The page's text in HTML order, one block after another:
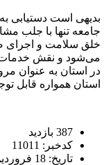
بدیهی است دستیابی
جامعه تنها با جلب
خلق سلامت و اجرای
می‌شود و نقش خدمات
در استان به عنوان
استان همواره قابل
387 بازدید
کدخبر: 11011
تاریخ: 18 فروردین 1404